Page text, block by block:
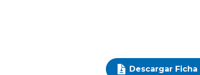
Descargar Ficha